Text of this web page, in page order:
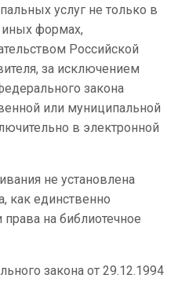
услуг не только в
формах,
Российской
за исключением
закона
или муниципальной
в электронной
не установлена
как единственно
на библиотечное
закона от 29.12.1994